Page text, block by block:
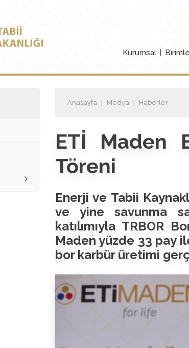
Kurumsal
Anasayfa Medya Haberler
ETİ Maden
Töreni
Enerji ve Tabii
ve yine savunma
katılımıyla TRBOR
Maden yüzde 33 pay
bor karbür üretimi